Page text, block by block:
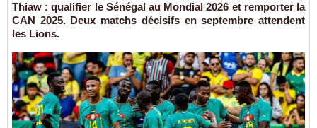
Thiaw : qualifier le Sénégal au Mondial 2026 et remporter la
CAN 2025. Deux matchs décisifs en septembre attendent
les Lions.